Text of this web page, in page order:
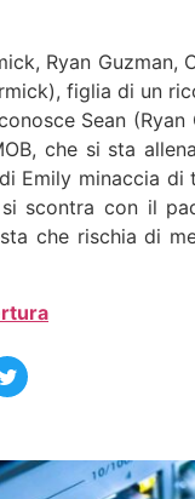
Ryan Guzman,
figlia di un
Sean
che si sta
Emily minaccia
scontra con il
che rischia di